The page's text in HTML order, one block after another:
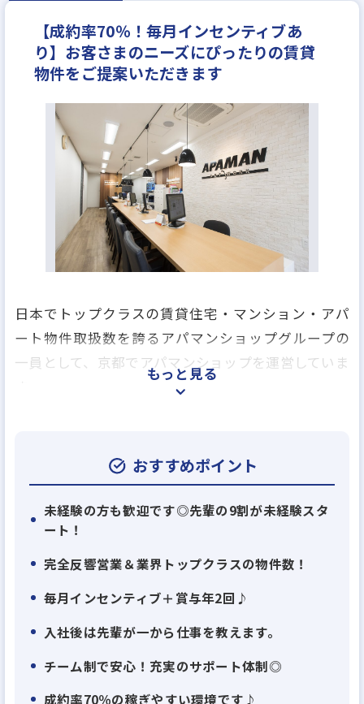
【成約率70％！毎月インセンティブあ
り】お客さまのニーズにぴったりの賃貸
物件をご提案いただきます
日本でトップクラスの賃貸住宅・マンション・アパ
ート物件取扱数を誇るアパマンショップグループの
一員として、京都でアパマンショップを運営していま
に、京都でお部屋探しをされる方のサポートをしてお
ります。
そんな弊社であなたも私たちと一緒にお部屋探しの
お仕事をしてみませんか？
☆ウィンズリンクのポイント！☆
お客さまは若手の方からファミリー層までさまざ
もっと見る
おすすめポイント
未経験の方も歓迎です◎先輩の9割が未経験スタ
ート！
完全反響営業＆業界トップクラスの物件数！
毎月インセンティブ＋賞与年2回♪
入社後は先輩が一から仕事を教えます。
チーム制で安心！充実のサポート体制◎
成約率70％の稼ぎやすい環境です♪